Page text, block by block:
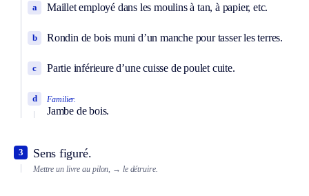
Maillet employé dans les moulins à tan, à papier, etc.
a
Rondin de bois muni d’un manche pour tasser les terres.
b
Partie inférieure d’une cuisse de poulet cuite.
c
Familier.
Jambe de bois.
d
Sens figuré.
3
Mettre un livre au pilon, → le détruire.